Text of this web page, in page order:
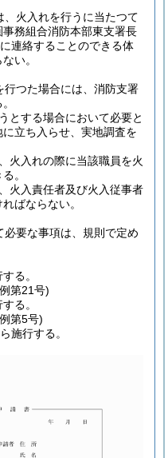
、火入れを行うに当たつて
務組合消防本部東支署長
に連絡することのできる体
い。
つた場合には、消防支署
とする場合において必要と
立ち入らせ、実地調査を
火入れの際に当該職員を火
。
火入責任者及び火入従事者
ばならない。
必要な事項は、規則で定め
る。
第21号)
る。
第5号)
施行する。